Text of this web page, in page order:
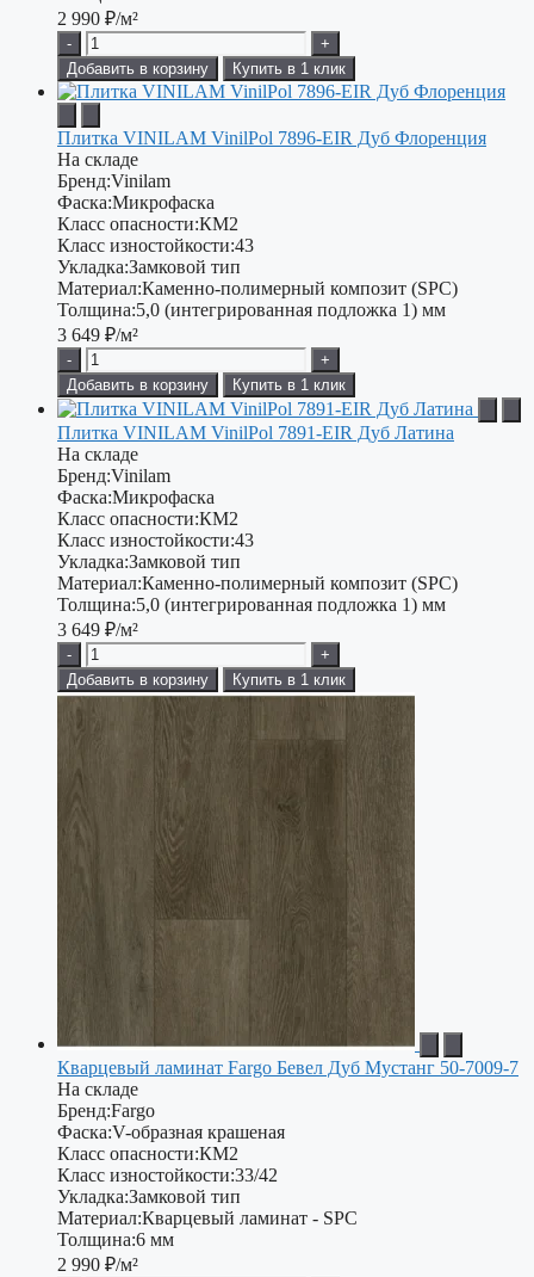
2 990 ₽/м²
-
+
Добавить в корзину
Купить в 1 клик
Плитка VINILAM VinilPol 7896-EIR Дуб Флоренция
На складе
Бренд:Vinilam
Фаска:Микрофаска
Класс опасности:КМ2
Класс изностойкости:43
Укладка:Замковой тип
Материал:Каменно-полимерный композит (SPC)
Толщина:5,0 (интегрированная подложка 1) мм
3 649 ₽/м²
-
+
Добавить в корзину
Купить в 1 клик
Плитка VINILAM VinilPol 7891-EIR Дуб Латина
На складе
Бренд:Vinilam
Фаска:Микрофаска
Класс опасности:КМ2
Класс изностойкости:43
Укладка:Замковой тип
Материал:Каменно-полимерный композит (SPC)
Толщина:5,0 (интегрированная подложка 1) мм
3 649 ₽/м²
-
+
Добавить в корзину
Купить в 1 клик
Кварцевый ламинат Fargo Бевел Дуб Мустанг 50-7009-7
На складе
Бренд:Fargo
Фаска:V-образная крашеная
Класс опасности:КМ2
Класс изностойкости:33/42
Укладка:Замковой тип
Материал:Кварцевый ламинат - SPC
Толщина:6 мм
2 990 ₽/м²